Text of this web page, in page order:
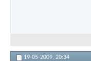
19-05-2009, 20:34